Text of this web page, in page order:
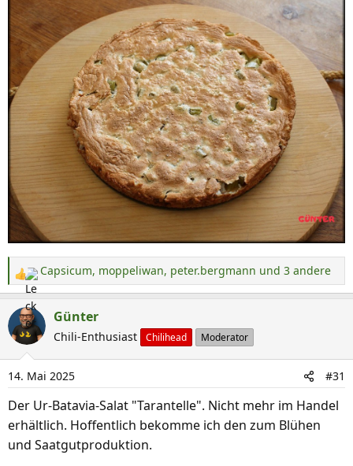
:
R
e
a
k
t
i
o
n
n
:
Capsicum, moppeliwan, peter.bergmann und 3 andere
Günter
Chili-Enthusiast Chilihead Moderator
14. Mai 2025 #31
Der Ur-Batavia-Salat "Tarantelle". Nicht mehr im Handel
erhältlich. Hoffentlich bekomme ich den zum Blühen
und Saatgutproduktion.